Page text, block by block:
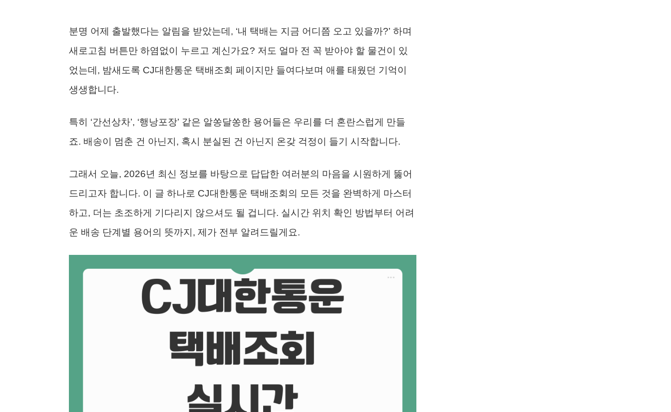
분명 어제 출발했다는 알림을 받았는데, ‘내 택배는 지금 어디쯤 오고 있을까?’ 하며
새로고침 버튼만 하염없이 누르고 계신가요? 저도 얼마 전 꼭 받아야 할 물건이 있
었는데, 밤새도록 CJ대한통운 택배조회 페이지만 들여다보며 애를 태웠던 기억이
생생합니다.
특히 ‘간선상차’, ‘행낭포장’ 같은 알쏭달쏭한 용어들은 우리를 더 혼란스럽게 만들
죠. 배송이 멈춘 건 아닌지, 혹시 분실된 건 아닌지 온갖 걱정이 들기 시작합니다.
그래서 오늘, 2026년 최신 정보를 바탕으로 답답한 여러분의 마음을 시원하게 뚫어
드리고자 합니다. 이 글 하나로 CJ대한통운 택배조회의 모든 것을 완벽하게 마스터
하고, 더는 초조하게 기다리지 않으셔도 될 겁니다. 실시간 위치 확인 방법부터 어려
운 배송 단계별 용어의 뜻까지, 제가 전부 알려드릴게요.